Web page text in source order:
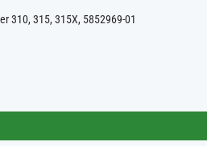
310, 315, 315X, 5852969-01